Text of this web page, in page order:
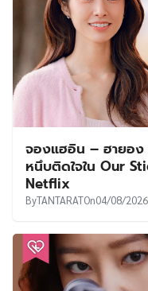
จองแฮอิน – ฮายอง
หนึบติดใจใน Our
Netflix
ByTANTARATOn04/08/2026